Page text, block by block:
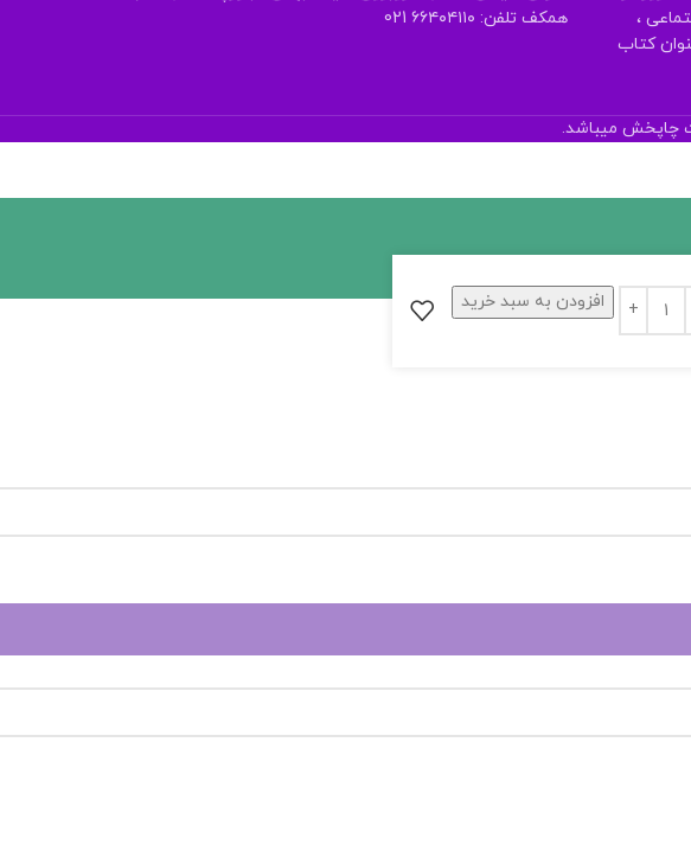
،
دکتر شریعتی ، اقتصاد و ... بیش از ۱۰۰۰ عنوان کتاب
همکف تلفن: ۶۶۴۰۴۱۱۰ 021
چاپخش میباشد.
افزودن به سبد خرید